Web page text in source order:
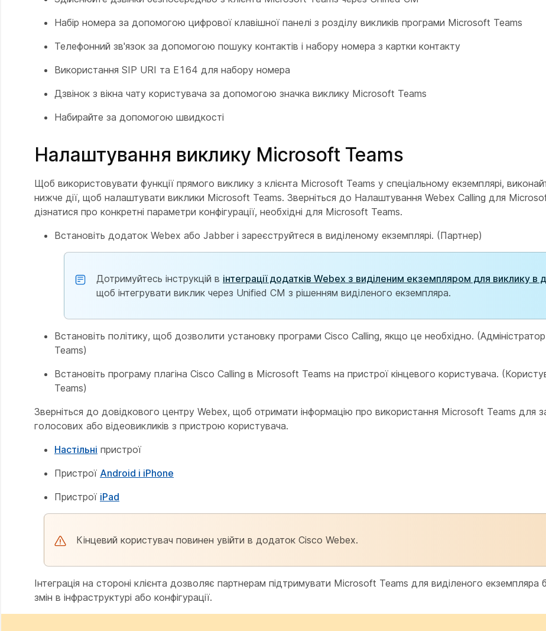
Набір номера за допомогою цифрової клавішної панелі з розділу викликів програми Microsoft Teams
Телефонний зв'язок за допомогою пошуку контактів і набору номера з картки контакту
Використання SIP URI та E164 для набору номера
Дзвінок з вікна чату користувача за допомогою значка виклику Microsoft Teams
Набирайте за допомогою швидкості
Налаштування виклику Microsoft Teams
Щоб використовувати функції прямого виклику з клієнта Microsoft Teams у спеціальному екземплярі,
нижче дії, щоб налаштувати виклики Microsoft Teams. Зверніться до Налаштування Webex Calling для
дізнатися про конкретні параметри конфігурації, необхідні для Microsoft Teams.
Встановіть додаток Webex або Jabber і зареєструйтеся в виділеному екземплярі. (Партнер)
Дотримуйтесь інструкцій в інтеграції додатків Webex з виділеним екземпляром для виклику в
щоб інтегрувати виклик через Unified CM з рішенням виділеного екземпляра.
Встановіть політику, щоб дозволити установку програми Cisco Calling, якщо це необхідно.
Teams)
Встановіть програму плагіна Cisco Calling в Microsoft Teams на пристрої кінцевого користувача.
Teams)
Зверніться до довідкового центру Webex, щоб отримати інформацію про використання Microsoft Teams для
голосових або відеовикликів з пристрою користувача.
Настільні пристрої
Пристрої Android і iPhone
Пристрої iPad
Кінцевий користувач повинен увійти в додаток Cisco Webex.
Інтеграція на стороні клієнта дозволяє партнерам підтримувати Microsoft Teams для виділеного екземпляра
змін в інфраструктурі або конфігурації.